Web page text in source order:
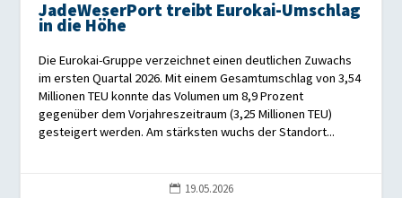
JadeWeserPort treibt Eurokai-Umschlag
in die Höhe
Die Eurokai-Gruppe verzeichnet einen deutlichen Zuwachs
im ersten Quartal 2026. Mit einem Gesamtumschlag von 3,54
Millionen TEU konnte das Volumen um 8,9 Prozent
gegenüber dem Vorjahreszeitraum (3,25 Millionen TEU)
gesteigert werden. Am stärksten wuchs der Standort...
 19.05.2026